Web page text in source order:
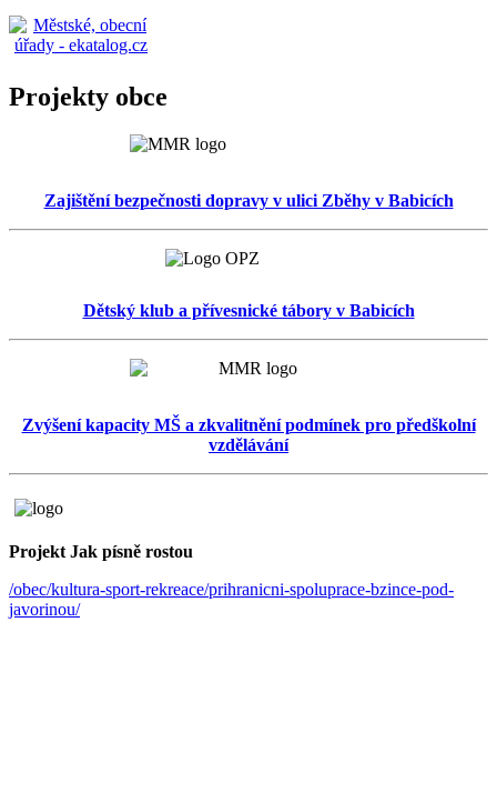
Projekty obce
Zajištění bezpečnosti dopravy v ulici Zběhy v Babicích
Dětský klub a přívesnické tábory v Babicích
Zvýšení kapacity MŠ a zkvalitnění podmínek pro předškolní
vzdělávání
Projekt Jak písně rostou
/obec/kultura-sport-rekreace/prihranicni-spoluprace-bzince-pod-
javorinou/